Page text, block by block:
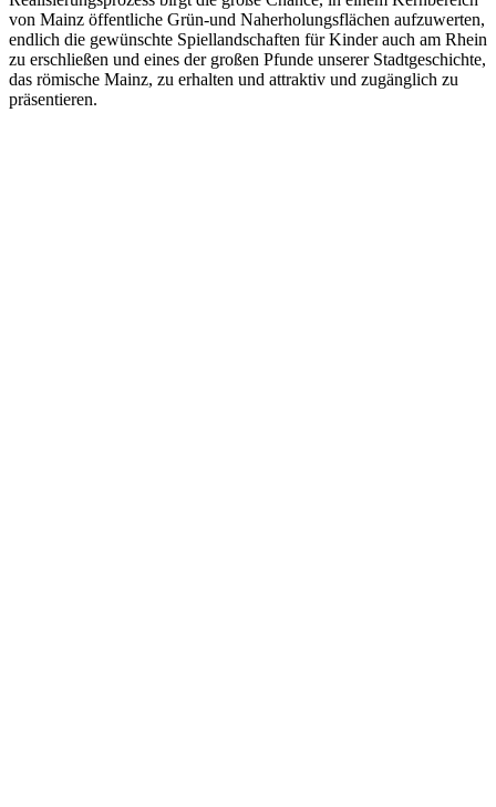
von Mainz öffentliche Grün-und Naherholungsflächen aufzuwerten,
endlich die gewünschte Spiellandschaften für Kinder auch am Rhein
zu erschließen und eines der großen Pfunde unserer Stadtgeschichte,
das römische Mainz, zu erhalten und attraktiv und zugänglich zu
präsentieren.